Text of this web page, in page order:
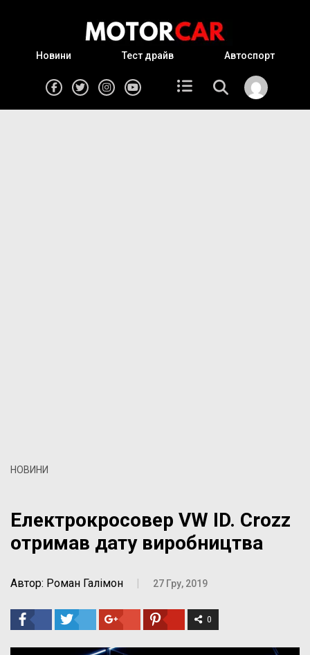
Новини Тест драйв Автоспорт
НОВИНИ
Електрокросовер VW ID. Crozz
отримав дату виробництва
Автор: Роман Галімон | 27 Гру, 2019
0